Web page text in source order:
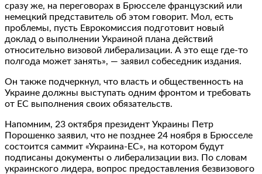
сразу же, на переговорах в Брюсселе французский или
немецкий представитель об этом говорит. Мол, есть
проблемы, пусть Еврокомиссия подготовит новый
доклад о выполнении Украиной плана действий
относительно визовой либерализации. А это еще где-то
полгода может занять», — заявил собеседник издания.
Он также подчеркнул, что власть и общественность на
Украине должны выступать одним фронтом и требовать
от ЕС выполнения своих обязательств.
Напомним, 23 октября президент Украины Петр
Порошенко заявил, что не позднее 24 ноября в Брюсселе
состоится саммит «Украина-ЕС», на котором будут
подписаны документы о либерализации виз. По словам
украинского лидера, вопрос предоставления безвизового